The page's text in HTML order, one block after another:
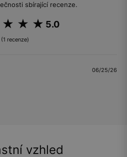
sbírající recenze.
5.0
(1 recenze)
06/25/26
vzhled